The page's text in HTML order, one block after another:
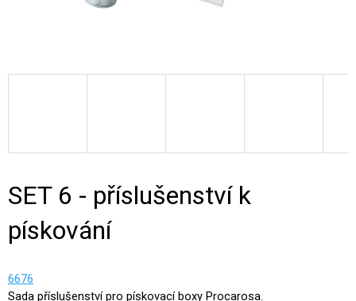
SET 6 - příslušenství k
pískování
6676
Sada příslušenství pro pískovací boxy Procarosa.